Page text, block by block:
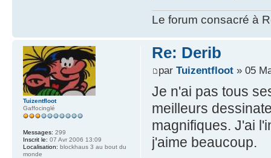
Le forum consacré à
Re: Derib
par Tuizentfloot» 05
Je n'ai pas tous
meilleurs
magnifiques. J'ai
j'aime beaucoup.
Tuizentfloot
Gaffocinglé
Messages: 299
Inscrit le: 07 Avr 2006 13:09
Localisation: blockhaus 3 au bout du
monde